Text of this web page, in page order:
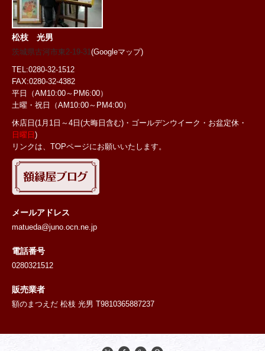
松枝 光男
茨城県古河市東2-19-31(Googleマップ)
TEL:0280-32-1512
FAX:0280-32-4382
平日（AM10:00～PM6:00）
土曜・祝日
（AM10:00～PM4:00）
休店日(1月1日～4日(大晦日含む)・ゴールデンウイーク・お盆定休・
日曜日 )
リンクは、TOPページにお願いいたします。
メールアドレス
matueda@juno.ocn.ne.jp
電話番号
0280321512
販売業者
額のまつえだ 松枝 光男 T9810365887237